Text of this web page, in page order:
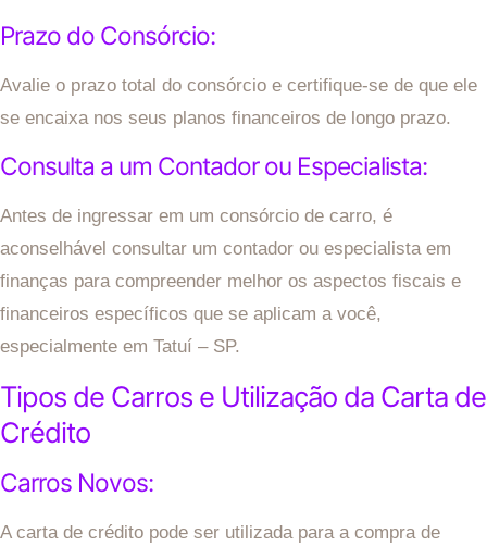
Prazo do Consórcio:
Avalie o prazo total do consórcio e certifique-se de que ele
se encaixa nos seus planos financeiros de longo prazo.
Consulta a um Contador ou Especialista:
Antes de ingressar em um consórcio de carro, é
aconselhável consultar um contador ou especialista em
finanças para compreender melhor os aspectos fiscais e
financeiros específicos que se aplicam a você,
especialmente em Tatuí – SP.
Tipos de Carros e Utilização da Carta de
Crédito
Carros Novos:
A carta de crédito pode ser utilizada para a compra de